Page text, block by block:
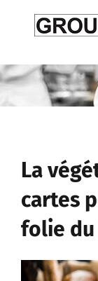
La
cartes
folie